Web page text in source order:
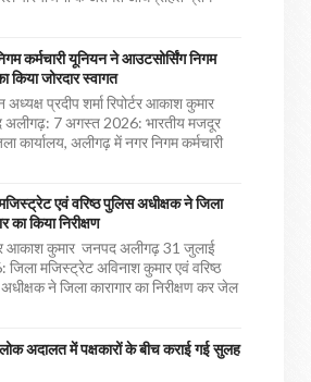
कर्मचारी यूनियन ने आउटसोर्सिंग निगम
किया जोरदार स्वागत
अध्यक्ष प्रदीप शर्मा रिपोर्टर आकाश कुमार
7 अगस्त 2026: भारतीय मजदूर
कार्यालय, अलीगढ़ में नगर निगम कर्मचारी
एवं वरिष्ठ पुलिस अधीक्षक ने जिला
का किया निरीक्षण
आकाश कुमार जनपद अलीगढ़ 31 जुलाई
जिला मजिस्ट्रेट अविनाश कुमार एवं वरिष्ठ
ने जिला कारागार का निरीक्षण कर जेल
अदालत में पक्षकारों के बीच कराई गई सुलह